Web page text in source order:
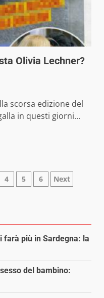
Olivia Lechner?
scorsa edizione del
in questi giorni...
4 5 6 Next
farà più in Sardegna: la
del bambino: